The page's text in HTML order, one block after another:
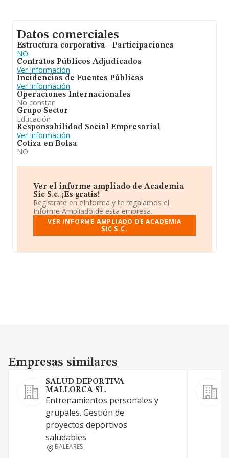
Datos comerciales
Estructura corporativa - Participaciones
NO
Contratos Públicos Adjudicados
Ver Información
Incidencias de Fuentes Públicas
Ver Información
Operaciones Internacionales
No constan
Grupo Sector
Educación
Responsabilidad Social Empresarial
Ver Información
Cotiza en Bolsa
NO
Ver el informe ampliado de Academia
Sic S.c. ¡Es gratis!
Regístrate en eInforma y te regalamos el
Informe Ampliado de esta empresa.
VER INFORME AMPLIADO DE ACADEMIA
SIC S.C.
Empresas similares
Empresas similares
SALUD DEPORTIVA
MALLORCA SL.
Entrenamientos personales y
grupales. Gestión de
proyectos deportivos
saludables
BALEARES